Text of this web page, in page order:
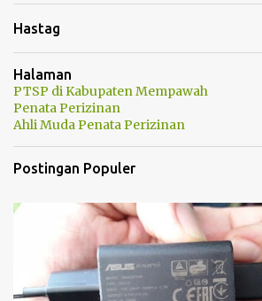
Hastag
Halaman
PTSP di Kabupaten Mempawah
Penata Perizinan
Ahli Muda Penata Perizinan
Postingan Populer